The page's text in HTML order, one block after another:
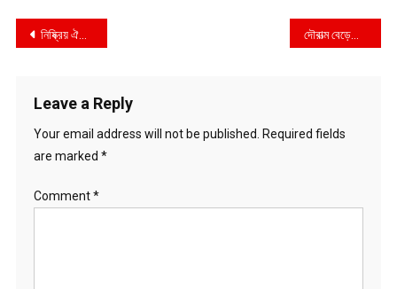
Post
নিষ্ক্রিয় ঐক্যফ্রন্ট অস্তিত্ব কাগজে-কলমে
Leave a Reply
Your email address will not be published.
Required fields
are marked *
Comment*